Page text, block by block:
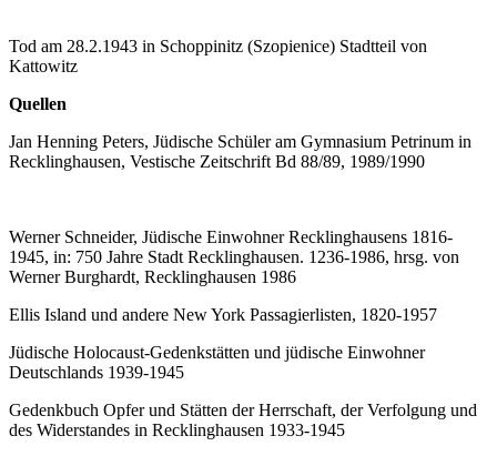
Tod am 28.2.1943 in Schoppinitz (Szopienice) Stadtteil von
Kattowitz
Quellen
Jan Henning Peters, Jüdische Schüler am Gymnasium Petrinum in
Recklinghausen, Vestische Zeitschrift Bd 88/89, 1989/1990
Werner Schneider, Jüdische Einwohner Recklinghausens 1816-
1945, in: 750 Jahre Stadt Recklinghausen. 1236-1986, hrsg. von
Werner Burghardt, Recklinghausen 1986
Ellis Island und andere New York Passagierlisten, 1820-1957
Jüdische Holocaust-Gedenkstätten und jüdische Einwohner
Deutschlands 1939-1945
Gedenkbuch Opfer und Stätten der Herrschaft, der Verfolgung und
des Widerstandes in Recklinghausen 1933-1945